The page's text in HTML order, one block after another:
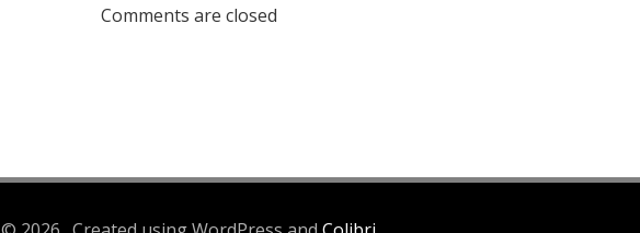
Comments are closed